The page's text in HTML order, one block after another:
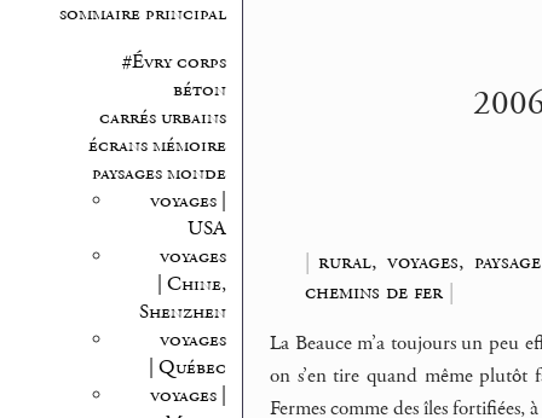
sommaire principal
#Évry corps
béton
carrés urbains
écrans mémoire
paysages monde
voyages |
USA
voyages
| Chine,
Shenzhen
voyages
| Québec
voyages |
|rural, voyages, paysage
chemins de fer|
La Beauce m’a toujours un peu
on s’en tire quand même plutôt
Fermes comme des îles fortifiées,